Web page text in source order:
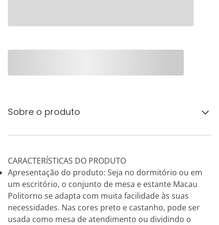
Sobre o produto
CARACTERÍSTICAS DO PRODUTO
Apresentação do produto: Seja no dormitório ou em
um escritório, o conjunto de mesa e estante Macau
Politorno se adapta com muita facilidade às suas
necessidades. Nas cores preto e castanho, pode ser
usada como mesa de atendimento ou dividindo o